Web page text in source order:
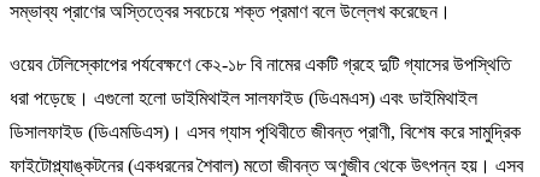
সম্ভাব্য প্রাণের অস্তিত্বের সবচেয়ে শক্ত প্রমাণ বলে উল্লেখ করেছেন।
ওয়েব টেলিস্কোপের পর্যবেক্ষণে কে২-১৮ বি নামের একটি গ্রহে দুটি গ্যাসের উপস্থিতি
ধরা পড়েছে। এগুলো হলো ডাইমিথাইল সালফাইড (ডিএমএস) এবং ডাইমিথাইল
ডিসালফাইড (ডিএমডিএস)। এসব গ্যাস পৃথিবীতে জীবন্ত প্রাণী, বিশেষ করে সামুদ্রিক
ফাইটোপ্ল্যাঙ্কটনের (একধরনের শৈবাল) মতো জীবন্ত অণুজীব থেকে উৎপন্ন হয়। এসব